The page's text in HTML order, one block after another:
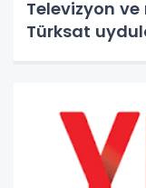
Televizyon ve
Türksat